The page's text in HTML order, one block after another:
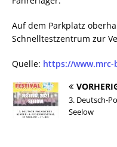
Auf dem Parkplatz
Schnelltestzentrum zur
Quelle: https://
3. Deutsch-
Seelow